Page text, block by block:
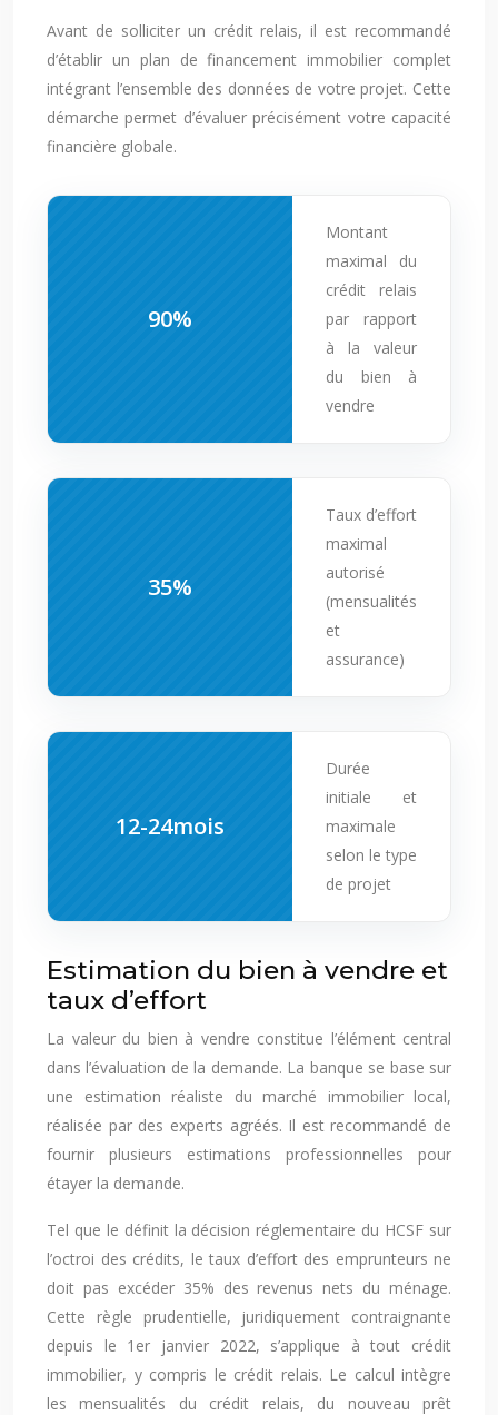
Avant de solliciter un crédit relais, il est recommandé
d’établir un plan de financement immobilier complet
intégrant l’ensemble des données de votre projet. Cette
démarche permet d’évaluer précisément votre capacité
financière globale.
90%
Montant
maximal du
crédit relais
par rapport
à la valeur
du bien à
vendre
35%
Taux d’effort
maximal
autorisé
(mensualités
et
assurance)
12-24mois
Durée
initiale et
maximale
selon le type
de projet
Estimation du bien à vendre et
taux d’effort
La valeur du bien à vendre constitue l’élément central
dans l’évaluation de la demande. La banque se base sur
une estimation réaliste du marché immobilier local,
réalisée par des experts agréés. Il est recommandé de
fournir plusieurs estimations professionnelles pour
étayer la demande.
Tel que le définit la décision réglementaire du HCSF sur
l’octroi des crédits, le taux d’effort des emprunteurs ne
doit pas excéder 35% des revenus nets du ménage.
Cette règle prudentielle, juridiquement contraignante
depuis le 1er janvier 2022, s’applique à tout crédit
immobilier, y compris le crédit relais. Le calcul intègre
les mensualités du crédit relais, du nouveau prêt